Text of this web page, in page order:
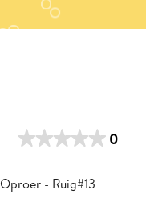
0
Oproer - Ruig#13